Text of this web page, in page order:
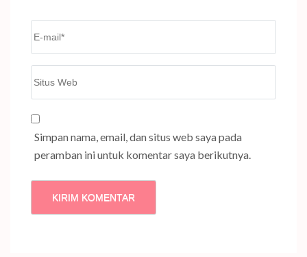
Simpan nama, email, dan situs web saya pada
peramban ini untuk komentar saya berikutnya.